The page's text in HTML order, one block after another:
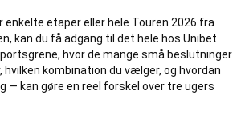
enkelte etaper eller hele Touren 2026 fra
kan du få adgang til det hele hos Unibet.
hvor de mange små beslutninger
kombination du vælger, og hvordan
— kan gøre en reel forskel over tre ugers